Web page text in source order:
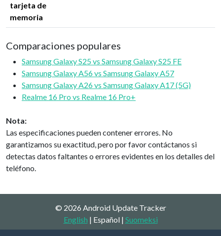
tarjeta de
memoria
Comparaciones populares
Samsung Galaxy S25 vs Samsung Galaxy S25 FE
Samsung Galaxy A56 vs Samsung Galaxy A57
Samsung Galaxy A26 vs Samsung Galaxy A17 (5G)
Realme 16 Pro vs Realme 16 Pro+
Nota:
Las especificaciones pueden contener errores. No
garantizamos su exactitud, pero por favor contáctanos si
detectas datos faltantes o errores evidentes en los detalles del
teléfono.
© 2026 Android Update Tracker
English | Español | Suomeksi